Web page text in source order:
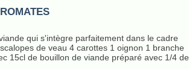
qui s'intègre parfaitement dans le cadre
de veau 4 carottes 1 oignon 1 branche
15cl de bouillon de viande préparé avec 1/4 de